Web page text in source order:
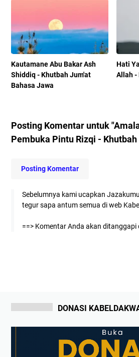
Kautamane Abu Bakar Ash
Shiddiq - Khutbah Jum'at
Bahasa Jawa
Hati
Allah -
Posting Komentar untuk
Pembuka Pintu Rizqi -
Posting Komentar
Sebelumnya kami ucapkan
tegur sapa antum semua di web
==> Komentar Anda akan
DONASI